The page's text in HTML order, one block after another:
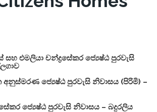
එමලියා චන්ද්‍රසේකර ජ්‍යෙෂ්ඨ පුරවැසි
ජ්‍යෙෂ්ඨ පුරවැසි නිවාසය (පිරිමි) –
ජ්‍යෙෂ්ඨ පුරවැසි නිවාසය – බදුරලිය